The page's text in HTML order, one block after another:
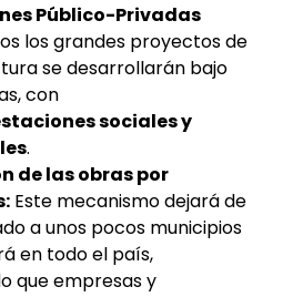
Público-Privadas
los grandes proyectos de
se desarrollarán bajo
con
sociales y
.
de las obras por
Este mecanismo dejará de
a unos pocos municipios
en todo el país,
que empresas y